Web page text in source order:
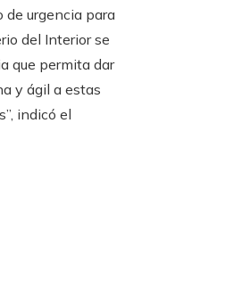
de urgencia para
del Interior se
que permita dar
y ágil a estas
indicó el